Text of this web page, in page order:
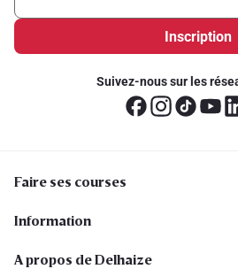
Inscription
Suivez-nous sur les
Faire ses courses
Information
A propos de Delhaize